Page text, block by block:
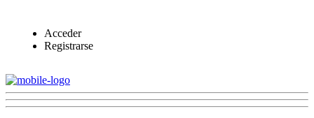
Acceder
Registrarse